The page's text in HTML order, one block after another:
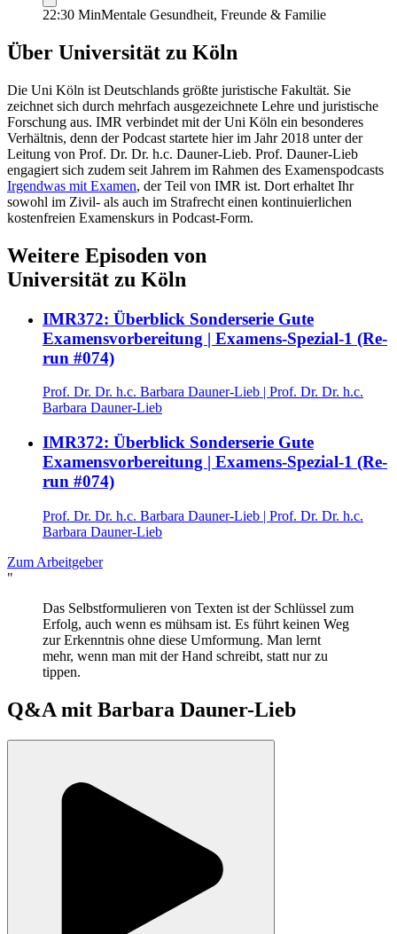
22:30 MinMentale Gesundheit, Freunde & Familie
Über Universität zu Köln
Die Uni Köln ist Deutschlands größte juristische Fakultät. Sie
zeichnet sich durch mehrfach ausgezeichnete Lehre und juristische
Forschung aus. IMR verbindet mit der Uni Köln ein besonderes
Verhältnis, denn der Podcast startete hier im Jahr 2018 unter der
Leitung von Prof. Dr. Dr. h.c. Dauner-Lieb. Prof. Dauner-Lieb
engagiert sich zudem seit Jahrem im Rahmen des Examenspodcasts
Irgendwas mit Examen, der Teil von IMR ist. Dort erhaltet Ihr
sowohl im Zivil- als auch im Strafrecht einen kontinuierlichen
kostenfreien Examenskurs in Podcast-Form.
Weitere Episoden von
Universität zu Köln
IMR372: Überblick Sonderserie Gute
Examensvorbereitung | Examens-Spezial-1 (Re-
run #074)
Prof. Dr. Dr. h.c. Barbara Dauner-Lieb | Prof. Dr. Dr. h.c.
Barbara Dauner-Lieb
IMR372: Überblick Sonderserie Gute
Examensvorbereitung | Examens-Spezial-1 (Re-
run #074)
Prof. Dr. Dr. h.c. Barbara Dauner-Lieb | Prof. Dr. Dr. h.c.
Barbara Dauner-Lieb
Zum Arbeitgeber
"
Das Selbstformulieren von Texten ist der Schlüssel zum
Erfolg, auch wenn es mühsam ist. Es führt keinen Weg
zur Erkenntnis ohne diese Umformung. Man lernt
mehr, wenn man mit der Hand schreibt, statt nur zu
tippen.
Q&A mit Barbara Dauner-Lieb